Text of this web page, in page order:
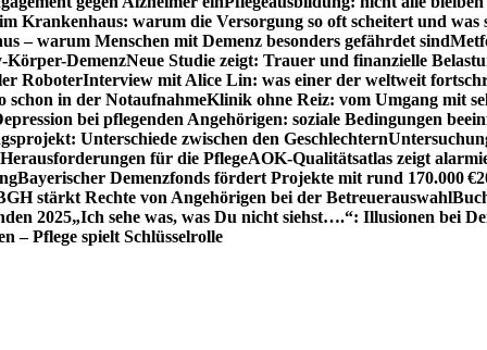
Krankenhaus: warum die Versorgung so oft scheitert und was
– warum Menschen mit Demenz besonders gefährdet sind
Körper-DemenzNeue Studie zeigt: Trauer und finanzielle
RoboterInterview mit Alice Lin: was einer der weltweit
schon in der NotaufnahmeKlinik ohne Reiz: vom Umgang mit
bei pflegenden Angehörigen: soziale Bedingungen
Unterschiede zwischen den Geschlechtern
für die PflegeAOK-Qualitätsatlas zeigt
Bayerischer Demenzfonds fördert Projekte mit rund 170.000 €
stärkt Rechte von Angehörigen bei der Betreuerauswahl
2025„Ich sehe was, was Du nicht siehst….“: Illusionen bei
– Pflege spielt Schlüsselrolle